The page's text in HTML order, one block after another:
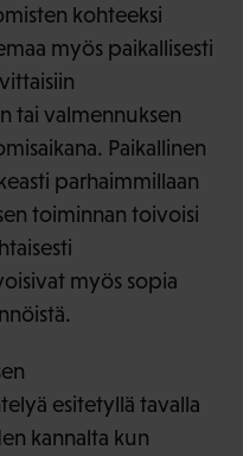
kohteeksi
myös paikallisesti
tai valmennuksen
Paikallinen
parhaimmillaan
toiminnan toivoisi
myös sopia
esitetyllä tavalla
kannalta kun